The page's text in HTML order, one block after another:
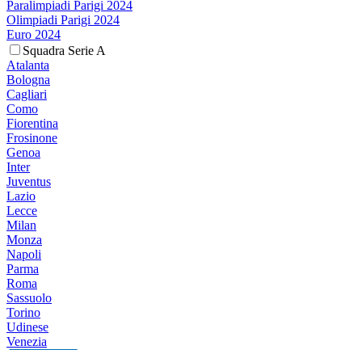
Paralimpiadi Parigi 2024
Olimpiadi Parigi 2024
Euro 2024
Squadra Serie A
Atalanta
Bologna
Cagliari
Como
Fiorentina
Frosinone
Genoa
Inter
Juventus
Lazio
Lecce
Milan
Monza
Napoli
Parma
Roma
Sassuolo
Torino
Udinese
Venezia